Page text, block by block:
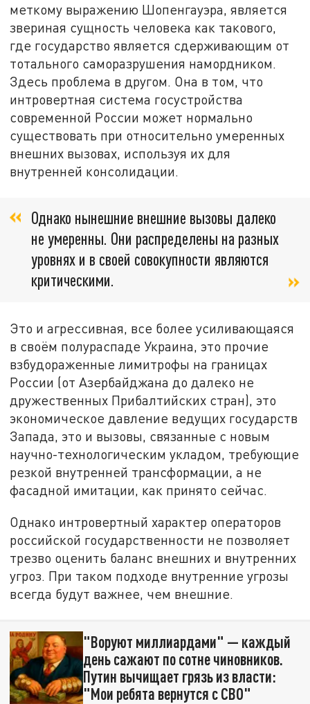
меткому выражению Шопенгауэра, является
звериная сущность человека как такового,
где государство является сдерживающим от
тотального саморазрушения намордником.
Здесь проблема в другом. Она в том, что
интровертная система госустройства
современной России может нормально
существовать при относительно умеренных
внешних вызовах, используя их для
внутренней консолидации.
Однако нынешние внешние вызовы далеко
не умеренны. Они распределены на разных
уровнях и в своей совокупности являются
критическими.
Это и агрессивная, все более усиливающаяся
в своём полураспаде Украина, это прочие
взбудораженные лимитрофы на границах
России (от Азербайджана до далеко не
дружественных Прибалтийских стран), это
экономическое давление ведущих государств
Запада, это и вызовы, связанные с новым
научно-технологическим укладом, требующие
резкой внутренней трансформации, а не
фасадной имитации, как принято сейчас.
Однако интровертный характер операторов
российской государственности не позволяет
трезво оценить баланс внешних и внутренних
угроз. При таком подходе внутренние угрозы
всегда будут важнее, чем внешние.
"Воруют миллиардами" — каждый
день сажают по сотне чиновников.
Путин вычищает грязь из власти:
"Мои ребята вернутся с СВО"